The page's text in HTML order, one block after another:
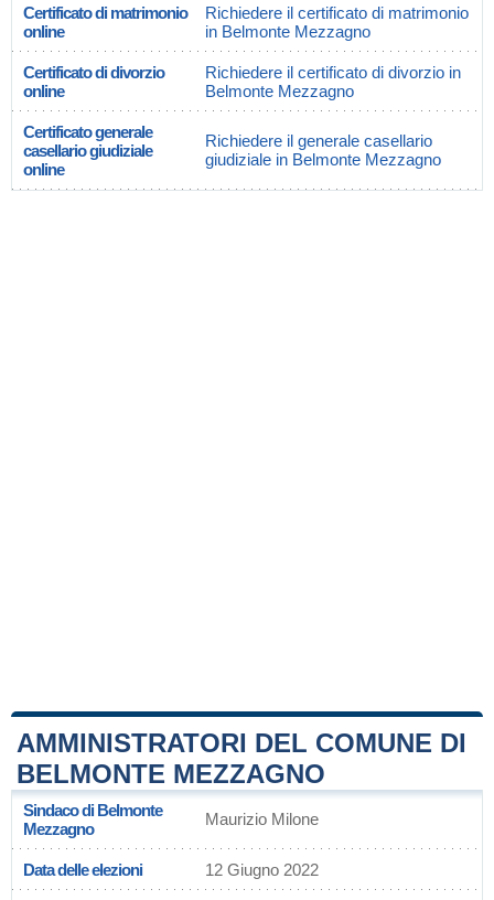
Certificato di matrimonio
online
Richiedere il certificato di matrimonio
in Belmonte Mezzagno
Certificato di divorzio
online
Richiedere il certificato di divorzio in
Belmonte Mezzagno
Certificato generale
casellario giudiziale
online
Richiedere il generale casellario
giudiziale in Belmonte Mezzagno
AMMINISTRATORI DEL COMUNE DI
BELMONTE MEZZAGNO
Sindaco di Belmonte
Mezzagno
Maurizio Milone
Data delle elezioni 12 Giugno 2022